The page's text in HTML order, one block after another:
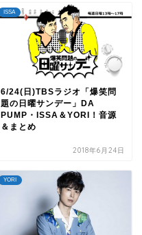
ISSA
6/24(日)TBSラジオ「爆笑問
題の日曜サンデー」DA
PUMP・ISSA＆YORI！音源
＆まとめ
2018年6月24日
YORI